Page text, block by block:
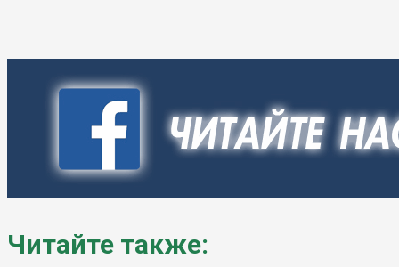
Читайте также: